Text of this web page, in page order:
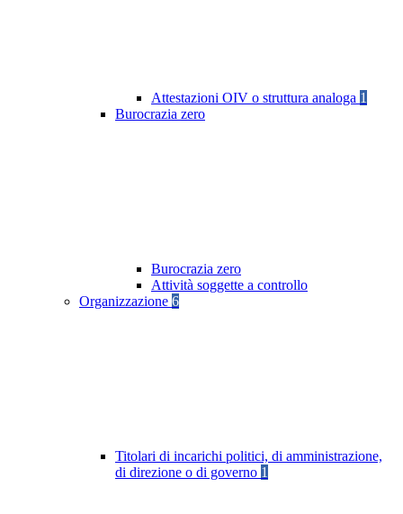
Attestazioni OIV o struttura analoga 1
Burocrazia zero
Burocrazia zero
Attività soggette a controllo
Organizzazione 6
Titolari di incarichi politici, di amministrazione,
di direzione o di governo 1